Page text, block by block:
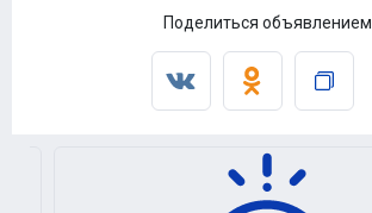
Поделиться объявлением